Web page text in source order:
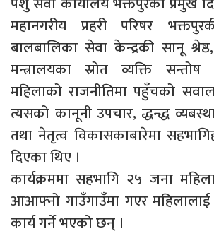
महानगरीय प्रहरी परिषर
बालबालिका सेवा केन्द्रकी सानू
मन्त्रालयका स्रोत व्यक्ति
महिलाको राजनीतिमा पहुँचको
त्यसको कानूनी उपचार, द्धन्द्ध
तथा नेतृत्व विकासकाबारेमा
दिएका थिए ।
कार्यक्रममा सहभागि २५ जना
आआफ्नो गाउँगाउँमा गएर
कार्य गर्ने भएको छन् ।